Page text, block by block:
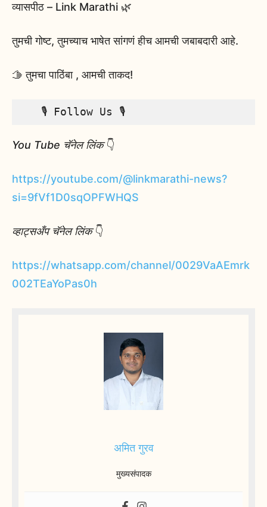
व्यासपीठ – Link Marathi 🌿
तुमची गोष्ट, तुमच्याच भाषेत सांगणं हीच आमची जबाबदारी आहे.
🫱 तुमचा पाठिंबा , आमची ताकद!
   🎙️ Follow Us 🎙️
You Tube चॅनेल लिंक👇
https://youtube.com/@linkmarathi-news?
si=9fVf1D0sqOPFWHQS
व्हाट्सअँप चॅनेल लिंक👇
https://whatsapp.com/channel/0029VaAEmrk
002TEaYoPas0h
अमित गुरव
मुख्यसंपादक